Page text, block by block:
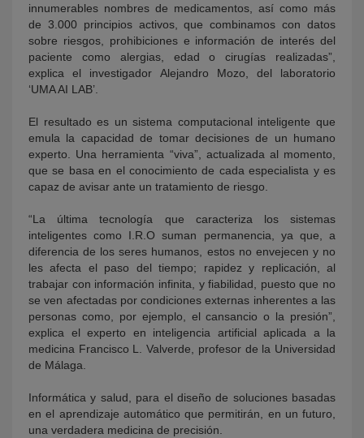
innumerables nombres de medicamentos, así como más
de 3.000 principios activos, que combinamos con datos
sobre riesgos, prohibiciones e información de interés del
paciente como alergias, edad o cirugías realizadas”,
explica el investigador Alejandro Mozo, del laboratorio
‘UMA AI LAB’.
El resultado es un sistema computacional inteligente que
emula la capacidad de tomar decisiones de un humano
experto. Una herramienta “viva”, actualizada al momento,
que se basa en el conocimiento de cada especialista y es
capaz de avisar ante un tratamiento de riesgo.
“La última tecnología que caracteriza los sistemas
inteligentes como I.R.O suman permanencia, ya que, a
diferencia de los seres humanos, estos no envejecen y no
les afecta el paso del tiempo; rapidez y replicación, al
trabajar con información infinita, y fiabilidad, puesto que no
se ven afectadas por condiciones externas inherentes a las
personas como, por ejemplo, el cansancio o la presión”,
explica el experto en inteligencia artificial aplicada a la
medicina Francisco L. Valverde, profesor de la Universidad
de Málaga.
Informática y salud, para el diseño de soluciones basadas
en el aprendizaje automático que permitirán, en un futuro,
una verdadera medicina de precisión.